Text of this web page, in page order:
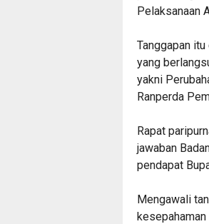
Pelaksanaan
Tanggapan
yang
yakni
Ranperda
Rapat
jawaban
pendapat
Mengawali